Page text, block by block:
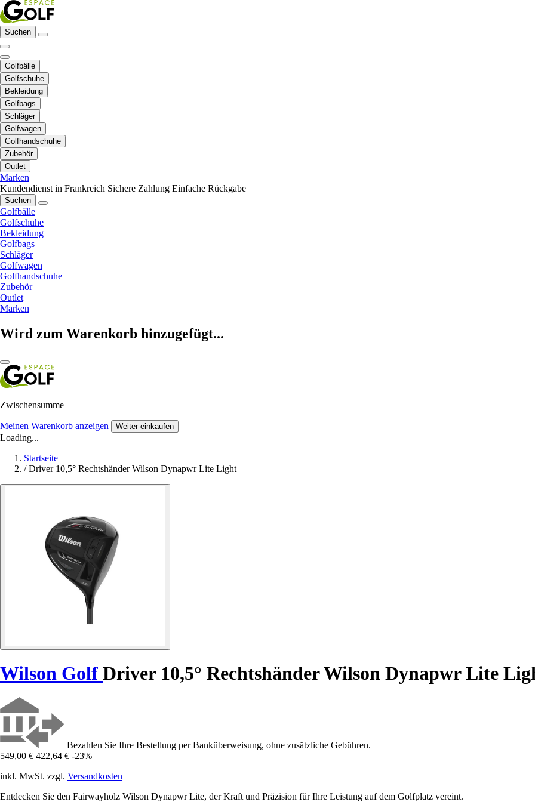
Suchen
Golfbälle
Golfschuhe
Bekleidung
Golfbags
Schläger
Golfwagen
Golfhandschuhe
Zubehör
Outlet
Marken
Kundendienst in Frankreich Sichere Zahlung Einfache Rückgabe
Suchen
Golfbälle
Golfschuhe
Bekleidung
Golfbags
Schläger
Golfwagen
Golfhandschuhe
Zubehör
Outlet
Marken
Wird zum Warenkorb hinzugefügt...
Zwischensumme
Meinen Warenkorb anzeigen Weiter einkaufen
Loading...
Startseite
/ Driver 10,5° Rechtshänder Wilson Dynapwr Lite Light
Wilson Golf Driver 10,5° Rechtshänder Wilson Dynapwr Lite
Bezahlen Sie Ihre Bestellung per Banküberweisung, ohne zusätzliche Gebühren.
549,00 € 422,64 € -23%
inkl. MwSt. zzgl. Versandkosten
Entdecken Sie den Fairwayholz Wilson Dynapwr Lite, der Kraft und Präzision für Ihre Leistung auf dem Golfplatz vereint.